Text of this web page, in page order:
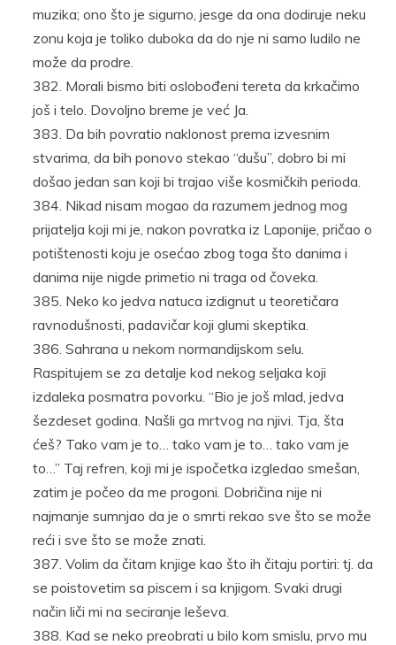
muzika; ono što je sigurno, jesge da ona dodiruje neku
zonu koja je toliko duboka da do nje ni samo ludilo ne
može da prodre.
Morali bismo biti oslobođeni tereta da krkačimo
još i telo. Dovoljno breme je već Ja.
Da bih povratio naklonost prema izvesnim
stvarima, da bih ponovo stekao “dušu”, dobro bi mi
došao jedan san koji bi trajao više kosmičkih perioda.
Nikad nisam mogao da razumem jednog mog
prijatelja koji mi je, nakon povratka iz Laponije, pričao o
potištenosti koju je osećao zbog toga što danima i
danima nije nigde primetio ni traga od čoveka.
Neko ko jedva natuca izdignut u teoretičara
ravnodušnosti, padavičar koji glumi skeptika.
Sahrana u nekom normandijskom selu.
Raspitujem se za detalje kod nekog seljaka koji
izdaleka posmatra povorku. “Bio je još mlad, jedva
šezdeset godina. Našli ga mrtvog na njivi. Tja, šta
ćeš? Tako vam je to… tako vam je to… tako vam je
to…” Taj refren, koji mi je ispočetka izgledao smešan,
zatim je počeo da me progoni. Dobričina nije ni
najmanje sumnjao da je o smrti rekao sve što se može
reći i sve što se može znati.
Volim da čitam knjige kao što ih čitaju portiri: tj. da
se poistovetim sa piscem i sa knjigom. Svaki drugi
način liči mi na seciranje leševa.
Kad se neko preobrati u bilo kom smislu, prvo mu